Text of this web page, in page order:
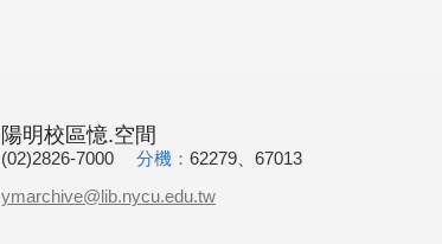
陽明校區憶.空間
(02)2826-7000 分機： 62279、67013
ymarchive@lib.nycu.edu.tw